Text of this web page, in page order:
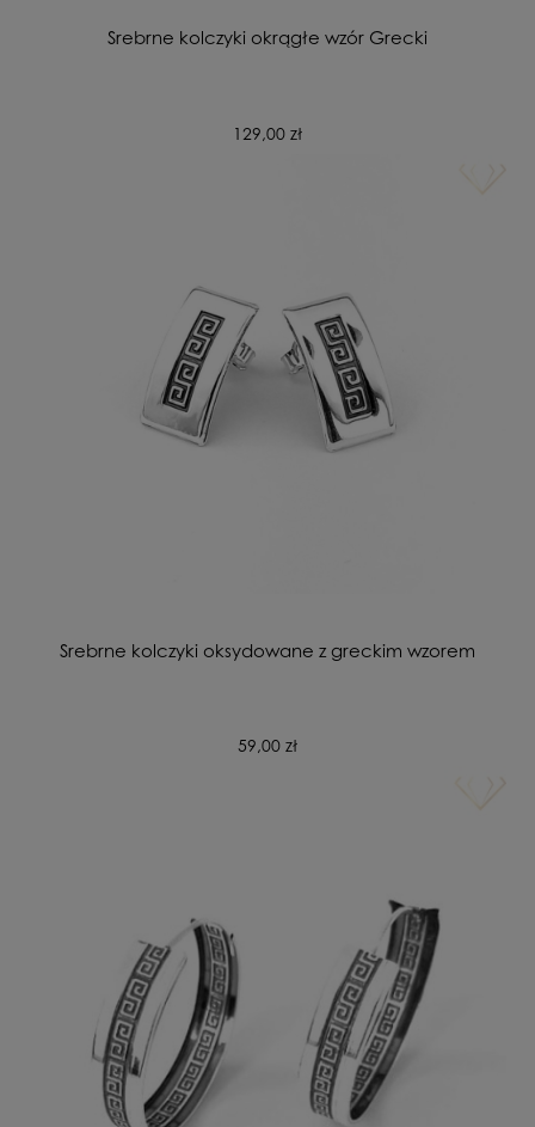
Srebrne kolczyki okrągłe wzór Grecki
129,00 zł
Srebrne kolczyki oksydowane z greckim wzorem
59,00 zł